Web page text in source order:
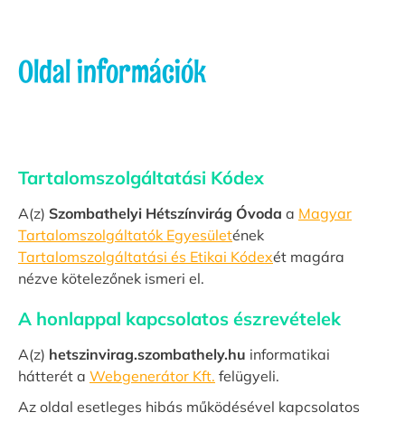
Oldal információk
Tartalomszolgáltatási Kódex
A(z) Szombathelyi Hétszínvirág Óvoda a Magyar
Tartalomszolgáltatók Egyesületének
Tartalomszolgáltatási és Etikai Kódexét magára
nézve kötelezőnek ismeri el.
A honlappal kapcsolatos észrevételek
A(z) hetszinvirag.szombathely.hu informatikai
hátterét a Webgenerátor Kft. felügyeli.
Az oldal esetleges hibás működésével kapcsolatos